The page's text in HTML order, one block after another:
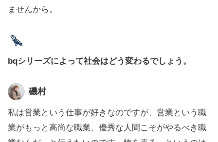
ませんから。
bqシリーズによって社会はどう変わるでしょう。
磯村
私は営業という仕事が好きなのですが、営業という職
業がもっと高尚な職業、優秀な人間こそがやるべき職